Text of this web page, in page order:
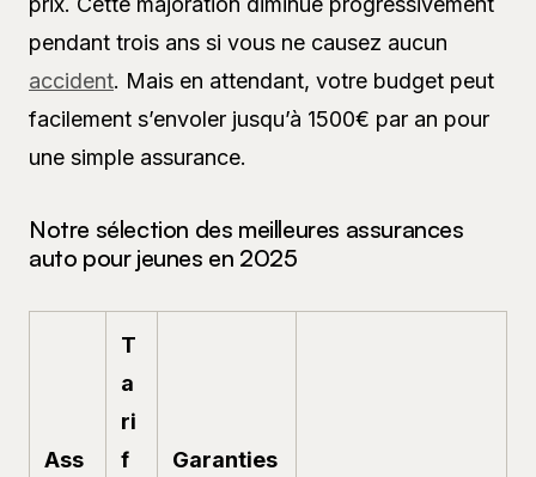
pendant trois ans si vous ne causez aucun
accident. Mais en attendant, votre budget peut
facilement s’envoler jusqu’à 1500€ par an pour
une simple assurance.
Notre sélection des meilleures assurances
auto pour jeunes en 2025
Ass
T
a
ri
f
Garanties